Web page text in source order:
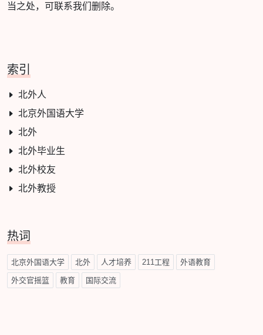
当之处，可联系我们删除。
索引
北外人
北京外国语大学
北外
北外毕业生
北外校友
北外教授
热词
北京外国语大学 北外 人才培养 211工程 外语教育
外交官摇篮 教育 国际交流